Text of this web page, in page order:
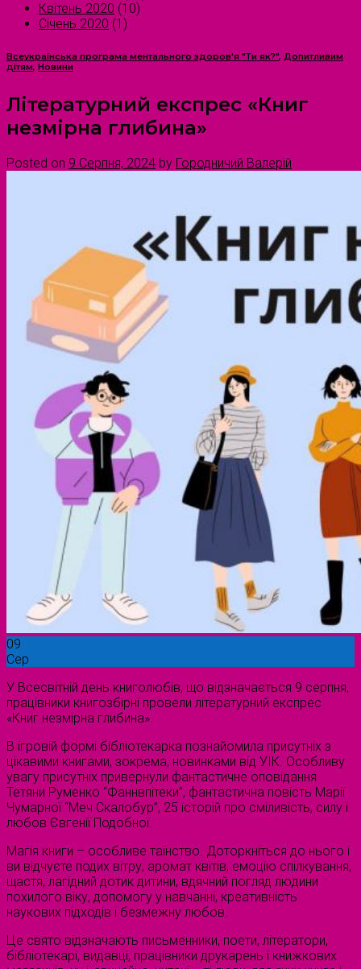
Квітень 2020 (10)
Січень 2020 (1)
Всеукраїнська програма ментального здоров'я "Ти як?", Допитливим
дітям, Новини
Літературний експрес «Книг
незмірна глибина»
Posted on 9 Серпня, 2024 by Городничий Валерій
09
Сер
У Всесвітній день книголюбів, що відзначається 9 серпня,
працівники книгозбірні провели літературний експрес
«Книг незмірна глибина».
В ігровій формі бібліотекарка познайомила присутніх з
цікавими книгами, зокрема, новинками від УІК. Особливу
увагу присутніх привернули фантастичне оповідання
Тетяни Руменко “Фаннвпітеки”, фантастична повість Марії
Чумарної “Меч Скалобур”, 25 історій про сміливість, силу і
любов Євгенії Подобної.
Магія книги – особливе таїнство. Доторкніться до нього і
ви відчуєте подих вітру, аромат квітів, емоцію спілкування,
щастя, лагідний дотик дитини, вдячний погляд людини
похилого віку, допомогу у навчанні, креативність
наукових підходів і безмежну любов.
Це свято відзначають письменники, поети, літератори,
бібліотекарі, видавці, працівники друкарень і книжкових